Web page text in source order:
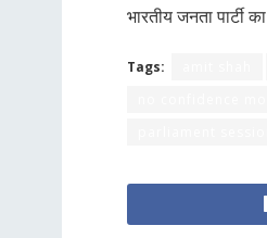
भारतीय जनता
Tags: